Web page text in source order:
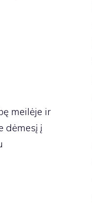
meilėje ir
dėmesį į